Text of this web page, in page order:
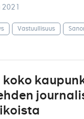
2021
Vastuullisuus
koko